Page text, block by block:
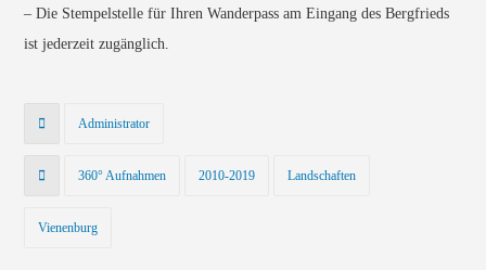
– Die Stempelstelle für Ihren Wanderpass am Eingang des Bergfrieds
ist jederzeit zugänglich.
Administrator
360° Aufnahmen 2010-2019 Landschaften
Vienenburg